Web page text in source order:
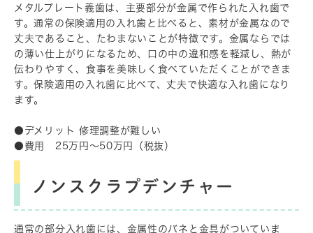
メタルプレート義歯は、主要部分が金属で作られた入れ歯で
す。通常の保険適用の入れ歯と比べると、素材が金属なので
丈夫であること、たわまないことが特徴です。金属ならでは
の薄い仕上がりになるため、口の中の違和感を軽減し、熱が
伝わりやすく、食事を美味しく食べていただくことができま
す。保険適用の入れ歯に比べて、丈夫で快適な入れ歯になり
ます。
●デメリット 修理調整が難しい
●費用 25万円～50万円（税抜）
ノンスクラプデンチャー
通常の部分入れ歯には、金属性のバネと金具がついていま